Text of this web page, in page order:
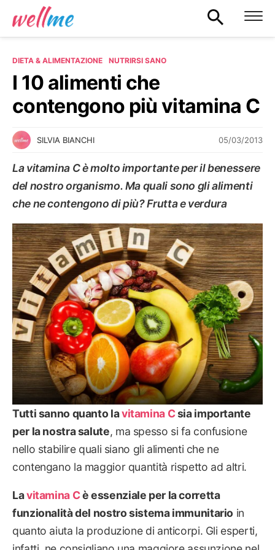
DIETA & ALIMENTAZIONE NUTRIRSI SANO
I 10 alimenti che
contengono più vitamina C
SILVIA BIANCHI 05/03/2013
La vitamina C è molto importante per il benessere
del nostro organismo. Ma quali sono gli alimenti
che ne contengono di più? Frutta e verdura
NUTRIRSI SANO
Tutti sanno quanto lavitamina Csia importante
per la nostra salute, ma spesso si fa confusione
nello stabilire quali siano gli alimenti che ne
contengano la maggior quantità rispetto ad altri.
Lavitamina Cè essenziale per la corretta
funzionalità del nostro sistema immunitario in
quanto aiuta la produzione di anticorpi. Gli esperti,